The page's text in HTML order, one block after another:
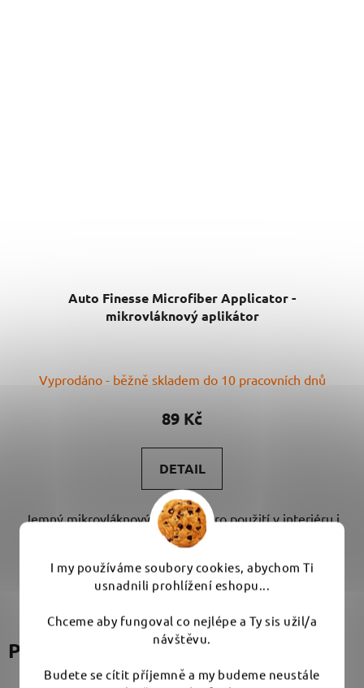
I my používáme soubory cookies, abychom Ti
usnadnili prohlížení eshopu...
Chceme aby fungoval co nejlépe a Ty sis užil/a
návštěvu.
Budete se cítit příjemně a my budeme neustále
Auto Finesse Microfiber Applicator -
mikrovláknový aplikátor
hodnocení
produktu
5,0
z
5
hvězdiček.
Vyprodáno - běžně skladem do 10 pracovních dnů
89 Kč
DETAIL
Jemný mikrovláknový aplikátor pro použití v interiéru i
exteriéru. Velmi odolný Za...
Podobné produkty